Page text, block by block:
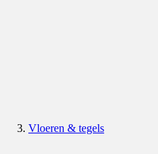
Vloeren & tegels